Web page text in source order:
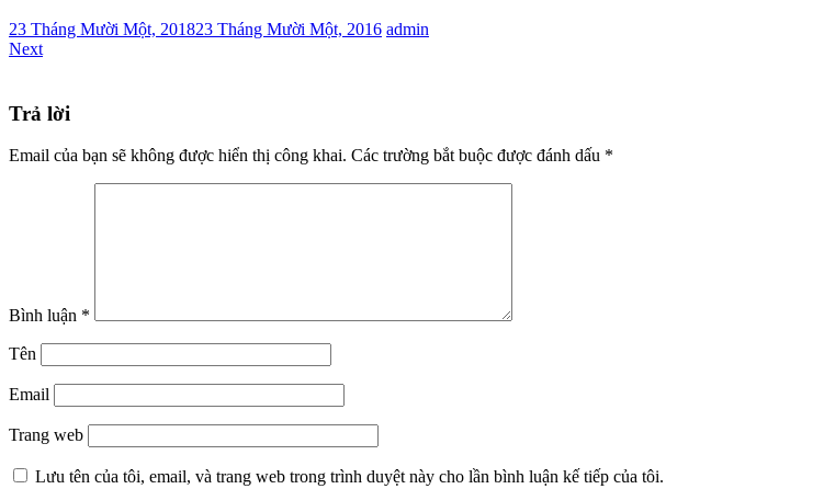
23 Tháng Mười Một, 201823 Tháng Mười Một, 2016 admin
Next
Trả lời
Email của bạn sẽ không được hiển thị công khai. Các trường bắt buộc được đánh dấu *
Bình luận *
Tên
Email
Trang web
Lưu tên của tôi, email, và trang web trong trình duyệt này cho lần bình luận kế tiếp của tôi.